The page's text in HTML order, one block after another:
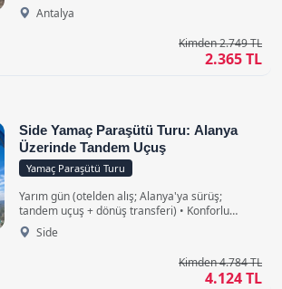
Antalya
Kimden 2.749 TL
2.365 TL
Side Yamaç Paraşütü Turu: Alanya
Üzerinde Tandem Uçuş
Yamaç Paraşütü Turu
Yarım gün (otelden alış; Alanya'ya sürüş;
tandem uçuş + dönüş transferi) • Konforlu
Klimalı Araçlarla
Side
Kimden 4.784 TL
4.124 TL